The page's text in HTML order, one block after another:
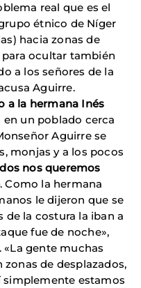
real que es el
étnico de Níger
hacia zonas de
para ocultar también
a los señores de la
Aguirre.
a la hermana Inés
en un poblado cerca
Aguirre se
monjas y a los pocos
nos queremos
. Como la hermana
le dijeron que se
de la costura la iban a
fue de noche»,
gente muchas
de desplazados,
simplemente estamos